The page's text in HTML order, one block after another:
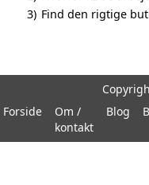
3) Find den rigtige
Forside
Om /
kontakt
Blog